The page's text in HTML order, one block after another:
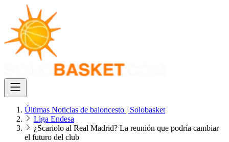
Últimas Noticias de baloncesto | Solobasket
Liga Endesa
¿Scariolo al Real Madrid? La reunión que podría cambiar
el futuro del club